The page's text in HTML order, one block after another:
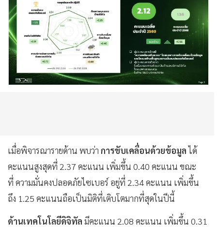
เมื่อพิจารณารายด้าน พบว่า การขับเคลื่อนด้วยข้อมูลได้
คะแนนสูงสุดที่ 2.37 คะแนน เพิ่มขึ้น 0.40 คะแนน ขณะ
ที่ ความมั่นคงปลอดภัยไซเบอร์ อยู่ที่ 2.34 คะแนน เพิ่มขึ้น
ถึง 1.25 คะแนนถือเป็นมิติที่เติบโตมากที่สุดในปีนี้
ด้านเทคโนโลยีดิจิทัล มีคะแนน 2.08 คะแนน เพิ่มขึ้น 0.31